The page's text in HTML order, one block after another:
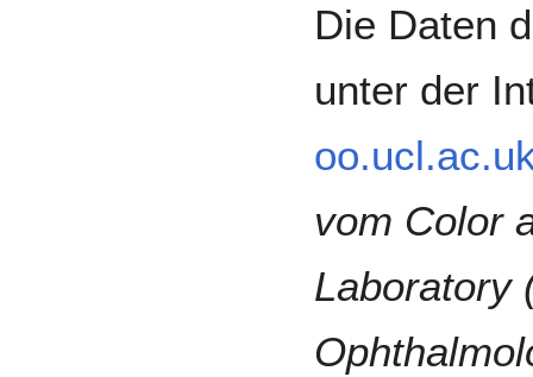
Die Daten
unter der
vom Color
Laboratory